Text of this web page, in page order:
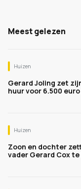
Meest gelezen
Huizen
Gerard Joling zet
huur voor 6.500
Huizen
Zoon en dochter
vader Gerard Cox